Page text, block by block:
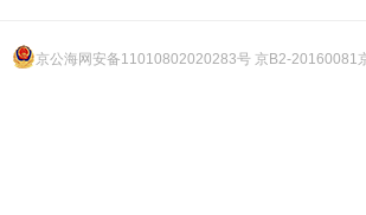
京公海网安备11010802020283号 京B2-20160081